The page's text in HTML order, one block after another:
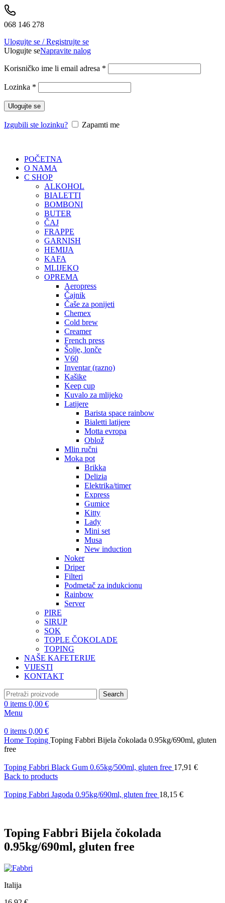
068 146 278
Ulogujte se / Registrujte se
Ulogujte seNapravite nalog
Korisničko ime li email adresa *
Lozinka *
Ulogujte se
Izgubili ste lozinku? Zapamti me
POČETNA
O NAMA
C SHOP
ALKOHOL
BIALETTI
BOMBONI
BUTER
ČAJ
FRAPPE
GARNISH
HEMIJA
KAFA
MLIJEKO
OPREMA
Aeropress
Čajnik
Čaše za ponijeti
Chemex
Cold brew
Creamer
French press
Šolje, lonče
V60
Inventar (razno)
Kašike
Keep cup
Kuvalo za mlijeko
Latijere
Barista space rainbow
Bialetti latijere
Motta evropa
Oblož
Mlin ručni
Moka pot
Brikka
Delizia
Elektrika/timer
Express
Gumice
Kitty
Lady
Mini set
Musa
New induction
Noker
Driper
Filteri
Podmetač za indukcionu
Rainbow
Server
PIRE
SIRUP
SOK
TOPLE ČOKOLADE
TOPING
NAŠE KAFETERIJE
VIJESTI
KONTAKT
Search
0 items 0,00 €
Menu
0 items 0,00 €
Home Toping Toping Fabbri Bijela čokolada 0.95kg/690ml, gluten
free
Toping Fabbri Black Gum 0.65kg/500ml, gluten free 17,91 €
Back to products
Toping Fabbri Jagoda 0.95kg/690ml, gluten free 18,15 €
Toping Fabbri Bijela čokolada
0.95kg/690ml, gluten free
Italija